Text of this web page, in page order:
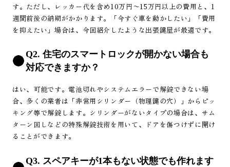
す。ただし、レッカー代を含め10万円〜15万円以上の費用と、1
週間前後の納期がかかります。「今すぐ車を動かしたい」「費用
を抑えたい」場合は、今回紹介したような出張鍵屋が最適です。
Q2. 住宅のスマートロックが開かない場合も
対応できますか？
はい、可能です。電池切れやシステムエラーで解錠できない場
合、多くの業者は「非常用シリンダー（物理鍵の穴）」からピッ
キング等で解錠します。シリンダーがないタイプの場合は、サム
ターン回しなどの特殊解錠技術を用いて、ドアを傷つけずに開け
ることができます。
Q3. スペアキーが1本もない状態でも作れます